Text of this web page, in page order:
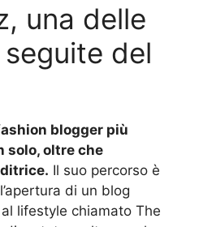
una delle
del
blogger più
solo, oltre che
Il suo percorso è
di un blog
lifestyle chiamato The